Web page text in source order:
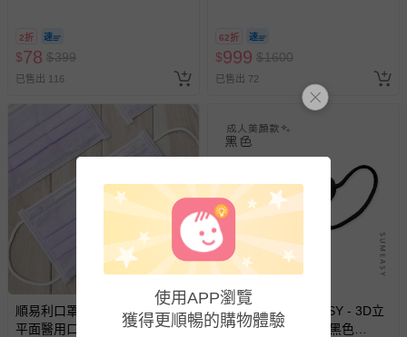
2折
$78 $399
已售出 116
2026/10/16 正券逾期視同現金
券使用
62折
$999 $1600
已售出 72
順易利口罩 SUMEASY - 成人
平面醫用口罩-紫色 (約9.5cm x
順易利口罩 SUMEASY - 3D立
體醫用口罩_美顏款-黑色
使用APP瀏覽
獲得更順暢的購物體驗